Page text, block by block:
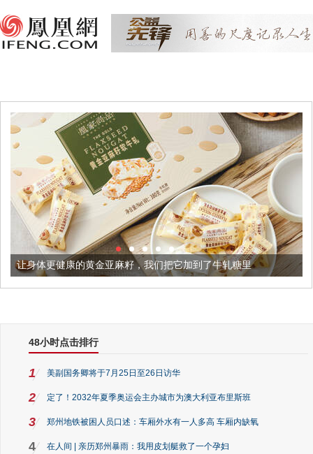
金亚麻籽，我们把它加到了牛轧糖里 被列入佛家七宝的
48小时点击排行
1 美副国务卿将于7月25日至26日访华
2 定了！2032年夏季奥运会主办城市为澳大利亚布里斯班
3 郑州地铁被困人员口述：车厢外水有一人多高 车厢内缺氧
4 在人间 | 亲历郑州暴雨：我用皮划艇救了一个孕妇